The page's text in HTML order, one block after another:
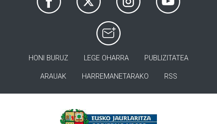
HONI BURUZ LEGE OHARRA PUBLIZITATEA
ARAUAK HARREMANETARAKO RSS